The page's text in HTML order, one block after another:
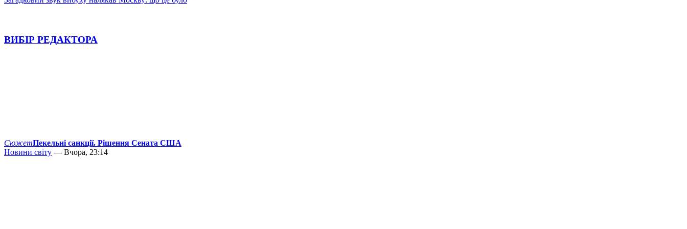
ВИБІР РЕДАКТОРА
СюжетПекельні санкції. Рішення Сената США
Новини світу — Вчора, 23:14